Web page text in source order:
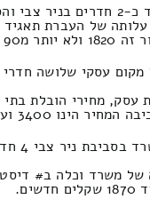
מ90 ₪.
עסקי שלושה חדרי
3400 ועד 1230 ש"ח.
מהו תעריף